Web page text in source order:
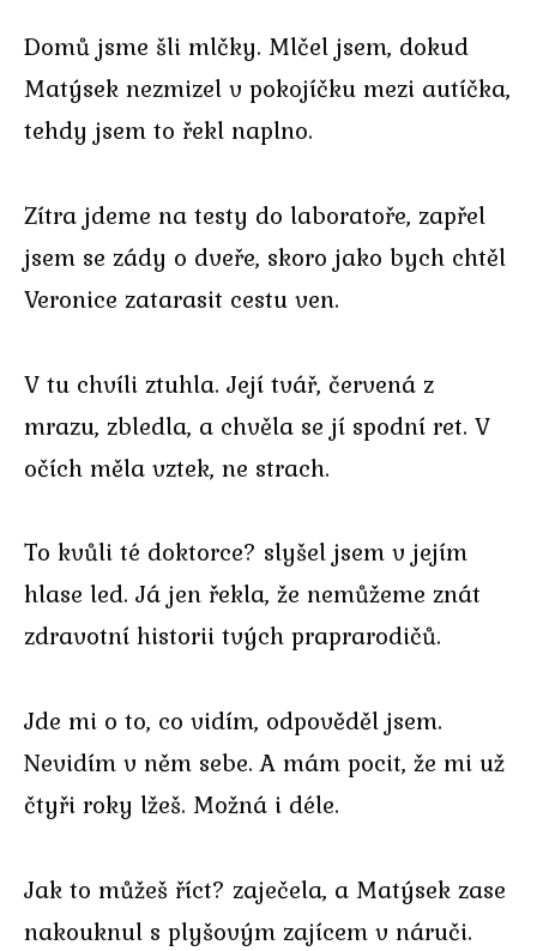
Domů jsme šli mlčky. Mlčel jsem, dokud
Matýsek nezmizel v pokojíčku mezi autíčka,
tehdy jsem to řekl naplno.
Zítra jdeme na testy do laboratoře, zapřel
jsem se zády o dveře, skoro jako bych chtěl
Veronice zatarasit cestu ven.
V tu chvíli ztuhla. Její tvář, červená z
mrazu, zbledla, a chvěla se jí spodní ret. V
očích měla vztek, ne strach.
To kvůli té doktorce? slyšel jsem v jejím
hlase led. Já jen řekla, že nemůžeme znát
zdravotní historii tvých praprarodičů.
Jde mi o to, co vidím, odpověděl jsem.
Nevidím v něm sebe. A mám pocit, že mi už
čtyři roky lžeš. Možná i déle.
Jak to můžeš říct? zaječela, a Matýsek zase
nakouknul s plyšovým zajícem v náruči.